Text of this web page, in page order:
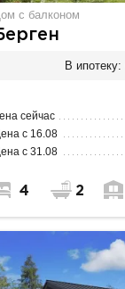
с балконом
В ипотеку:
сейчас
с 16.08
с 31.08
4 2